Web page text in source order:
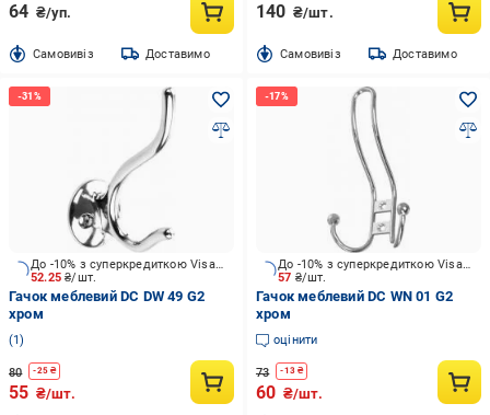
64 ₴/уп.
Cамовивіз Доставимо
140 ₴/шт.
Cамовивіз Доставимо
52.25₴/шт.
До -10% з суперкредиткою Visa Вигода
Гачок меблевий DC DW 49 G2
хром
1
80 -25 ₴
55 ₴/шт.
57 ₴/шт.
До -10% з суперкредиткою Visa Вигода
Гачок меблевий DC WN 01 G2
хром
оцінити
73 -13₴
60 ₴/шт.